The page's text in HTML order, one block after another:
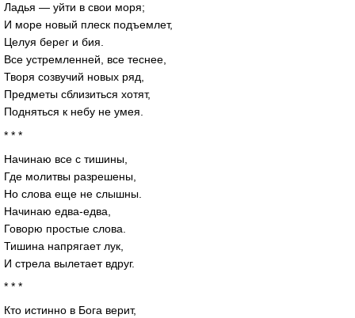
Ладья — уйти в свои моря;
И море новый плеск подъемлет,
Целуя берег и бия.
Все устремленней, все теснее,
Творя созвучий новых ряд,
Предметы сблизиться хотят,
Подняться к небу не умея.
* * *
Начинаю все с тишины,
Где молитвы разрешены,
Но слова еще не слышны.
Начинаю едва-едва
Говорю простые слова.
Тишина напрягает лук,
И стрела вылетает вдруг.
* * *
Кто истинно в Бога верит,